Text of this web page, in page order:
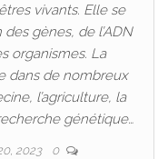
vivants. Elle se
gènes, de l’ADN
organismes. La
dans de nombreux
l’agriculture, la
génétique…
2023 0